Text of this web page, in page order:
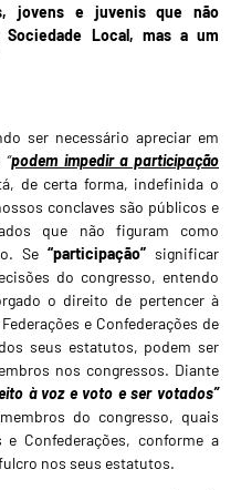
jovens e juvenis que não
Sociedade Local, mas a um
ser necessário apreciar em
“podem impedir a participação
de certa forma, indefinida o
conclaves são públicos e
que não figuram como
Se “participação”significar
do congresso, entendo
o direito de pertencer à
e Confederações de
seus estatutos, podem ser
nos congressos. Diante
à voz e voto e ser votados”
do congresso, quais
Confederações, conforme a
nos seus estatutos.